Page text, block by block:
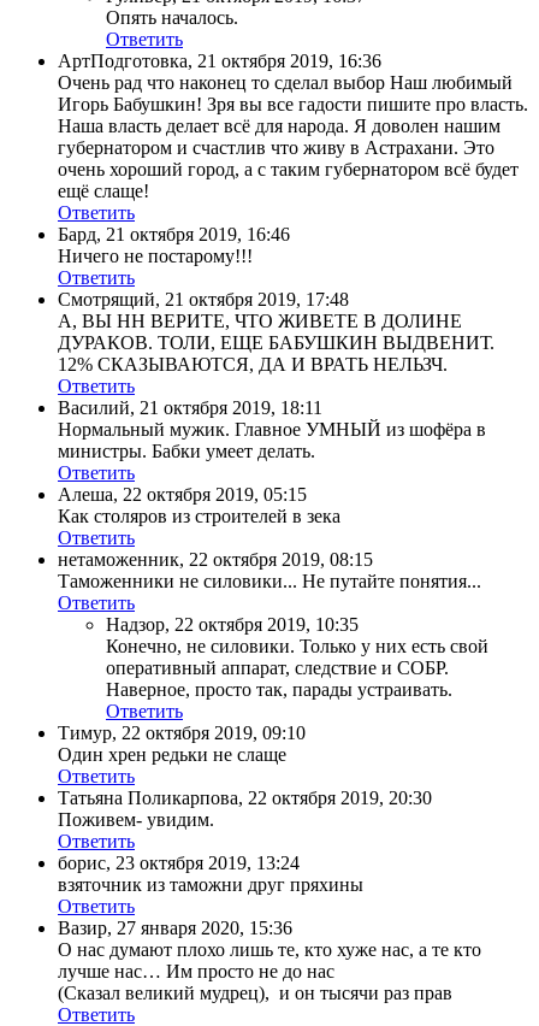
Опять началось.
Ответить
АртПодготовка, 21 октября 2019, 16:36
Очень рад что наконец то сделал выбор Наш любимый
Игорь Бабушкин! Зря вы все гадости пишите про власть.
Наша власть делает всё для народа. Я доволен нашим
губернатором и счастлив что живу в Астрахани. Это
очень хороший город, а с таким губернатором всё будет
ещё слаще!
Ответить
Бард, 21 октября 2019, 16:46
Ничего не постарому!!!
Ответить
Смотрящий, 21 октября 2019, 17:48
А, ВЫ НН ВЕРИТЕ, ЧТО ЖИВЕТЕ В ДОЛИНЕ
ДУРАКОВ. ТОЛИ, ЕЩЕ БАБУШКИН ВЫДВЕНИТ.
12% СКАЗЫВАЮТСЯ, ДА И ВРАТЬ НЕЛЬЗЧ.
Ответить
Василий, 21 октября 2019, 18:11
Нормальный мужик. Главное УМНЫЙ из шофёра в
министры. Бабки умеет делать.
Ответить
Алеша, 22 октября 2019, 05:15
Как столяров из строителей в зека
Ответить
нетаможенник, 22 октября 2019, 08:15
Таможенники не силовики... Не путайте понятия...
Ответить
Надзор, 22 октября 2019, 10:35
Конечно, не силовики. Только у них есть свой
оперативный аппарат, следствие и СОБР.
Наверное, просто так, парады устраивать.
Ответить
Тимур, 22 октября 2019, 09:10
Один хрен редьки не слаще
Ответить
Татьяна Поликарпова, 22 октября 2019, 20:30
Поживем- увидим.
Ответить
борис, 23 октября 2019, 13:24
взяточник из таможни друг пряхины
Ответить
Вазир, 27 января 2020, 15:36
О нас думают плохо лишь те, кто хуже нас, а те кто
лучше нас… Им просто не до нас
(Сказал великий мудрец), и он тысячи раз прав
Ответить